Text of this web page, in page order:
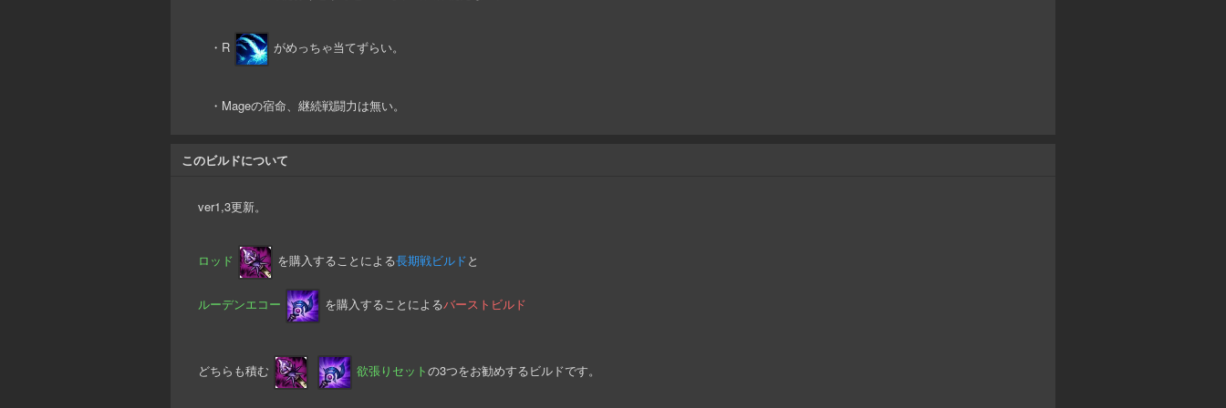
・R がめっちゃ当てずらい。
・Mageの宿命、継続戦闘力は無い。
このビルドについて
ver1,3更新。
ロッド を購入することによる長期戦ビルドと
ルーデンエコー を購入することによるバーストビルド
どちらも積む 欲張りセットの3つをお勧めするビルドです。